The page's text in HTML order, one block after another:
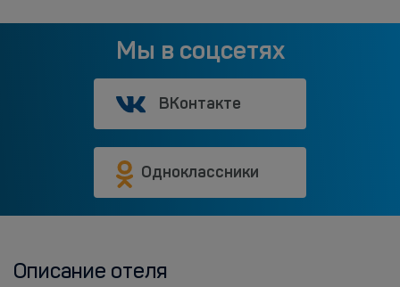
Мы в соцсетях
ВКонтакте
Одноклассники
Описание отеля